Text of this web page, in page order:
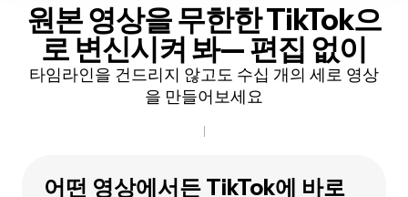
원본 영상을 무한한 TikTok으
로 변신시켜 봐— 편집 없이
타임라인을 건드리지 않고도 수십 개의 세로 영상
을 만들어보세요
어떤 영상에서든 TikTok에 바로